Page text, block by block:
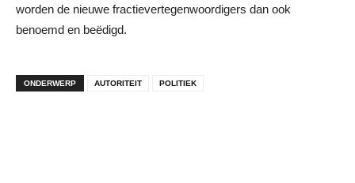
worden de nieuwe fractievertegenwoordigers dan ook
benoemd en beëdigd.
ONDERWERP AUTORITEIT POLITIEK